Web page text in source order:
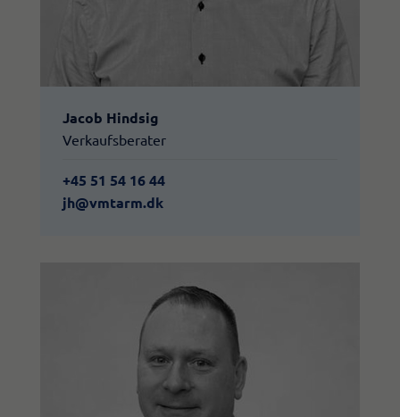
Jacob Hindsig
Verkaufsberater
+45 51 54 16 44
jh@vmtarm.dk